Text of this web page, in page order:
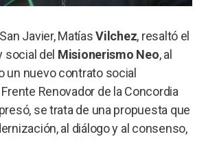
Javier, MatíasVilchez, resaltó el
social del Misionerismo Neo, al
un nuevo contrato social
Renovador de la Concordia
se trata de una propuesta que
al diálogo y al consenso,